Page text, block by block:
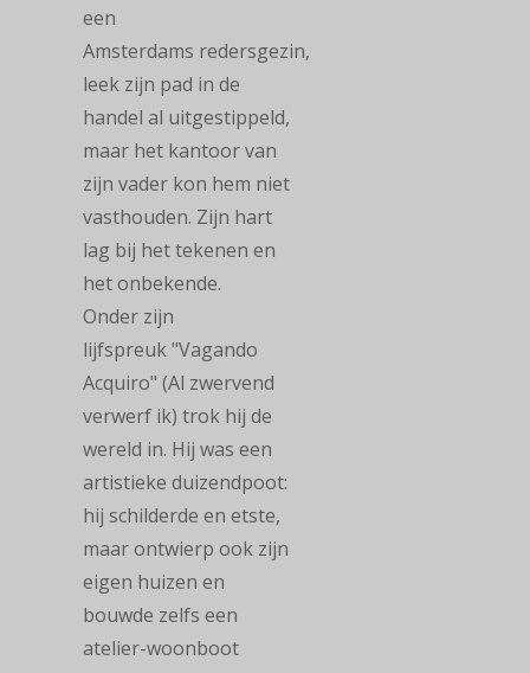
een
Amsterdams redersgezin,
leek zijn pad in de
handel al uitgestippeld,
maar het kantoor van
zijn vader kon hem niet
vasthouden. Zijn hart
lag bij het tekenen en
het onbekende.
Onder zijn
lijfspreuk "Vagando
Acquiro" (Al zwervend
verwerf ik) trok hij de
wereld in. Hij was een
artistieke duizendpoot:
hij schilderde en etste,
maar ontwierp ook zijn
eigen huizen en
bouwde zelfs een
atelier-woonboot